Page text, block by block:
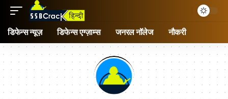
डिफेन्स न्यूज़ डिफेन्स एग्ज़ाम्स जनरल नॉलेज नौकरी